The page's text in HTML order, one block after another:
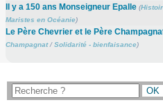
Il y a 150 ans Monseigneur Epalle (
Maristes en Océanie)
Le Père Chevrier et le Père
Champagnat/Solidarité - bienfaisance)